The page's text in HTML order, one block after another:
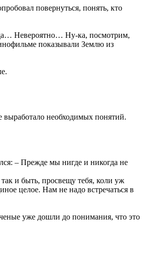
повернуться, понять, кто
Невероятно… Ну-ка, посмотрим,
показывали Землю из
выработало необходимых понятий.
– Прежде мы нигде и никогда не
и быть, просвещу тебя, коли уж
целое. Нам не надо встречаться в
уже дошли до понимания, что это